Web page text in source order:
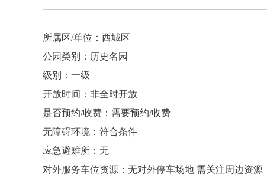
所属区/单位：西城区
公园类别：历史名园
级别：一级
开放时间：非全时开放
是否预约/收费：需要预约/收费
无障碍环境：符合条件
应急避难所：无
对外服务车位资源：无对外停车场地 需关注周边资源